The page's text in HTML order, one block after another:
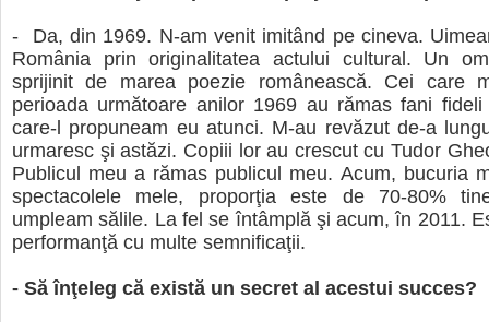
- Da, din 1969. N-am venit imitând pe cineva.
România prin originalitatea actului cultural. Un
sprijinit de marea poezie românească. Cei care
perioada următoare anilor 1969 au rămas fani
care-l propuneam eu atunci. M-au revăzut de-a
urmaresc şi astăzi. Copiii lor au crescut cu Tudor
Publicul meu a rămas publicul meu. Acum, bucuria
spectacolele mele, proporţia este de 70-80%
umpleam sălile. La fel se întâmplă şi acum, în 2011.
performanţă cu multe semnificaţii.
- Să înţeleg că există un secret al acestui succes?